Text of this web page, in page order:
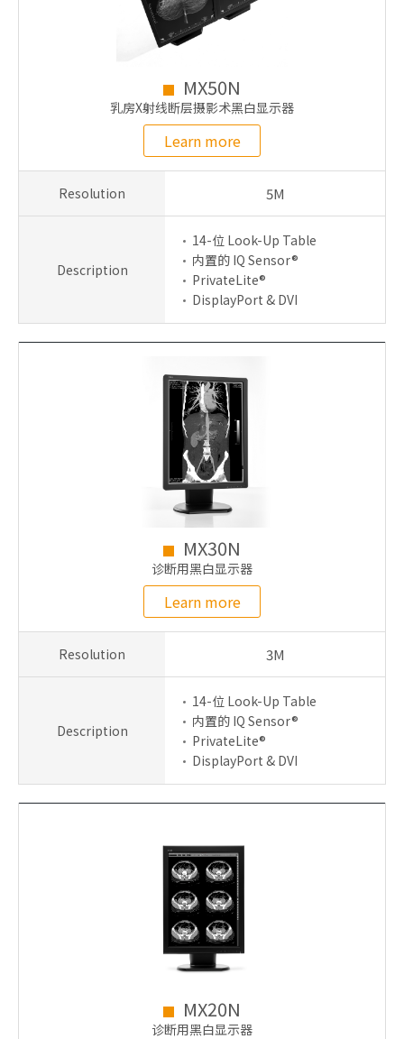
MX50N
乳房X射线断层摄影术黑白显示器
Learn more
Resolution 5M
Description
14-位 Look-Up Table
内置的 IQ Sensor®
PrivateLite®
DisplayPort & DVI
MX30N
诊断用黑白显示器
Learn more
Resolution 3M
Description
14-位 Look-Up Table
内置的 IQ Sensor®
PrivateLite®
DisplayPort & DVI
MX20N
诊断用黑白显示器